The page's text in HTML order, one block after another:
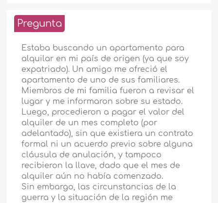
Pregunta
Estaba buscando un apartamento para
alquilar en mi país de origen (ya que soy
expatriado). Un amigo me ofreció el
apartamento de uno de sus familiares.
Miembros de mi familia fueron a revisar el
lugar y me informaron sobre su estado.
Luego, procedieron a pagar el valor del
alquiler de un mes completo (por
adelantado), sin que existiera un contrato
formal ni un acuerdo previo sobre alguna
cláusula de anulación, y tampoco
recibieron la llave, dado que el mes de
alquiler aún no había comenzado.
Sin embargo, las circunstancias de la
guerra y la situación de la región me